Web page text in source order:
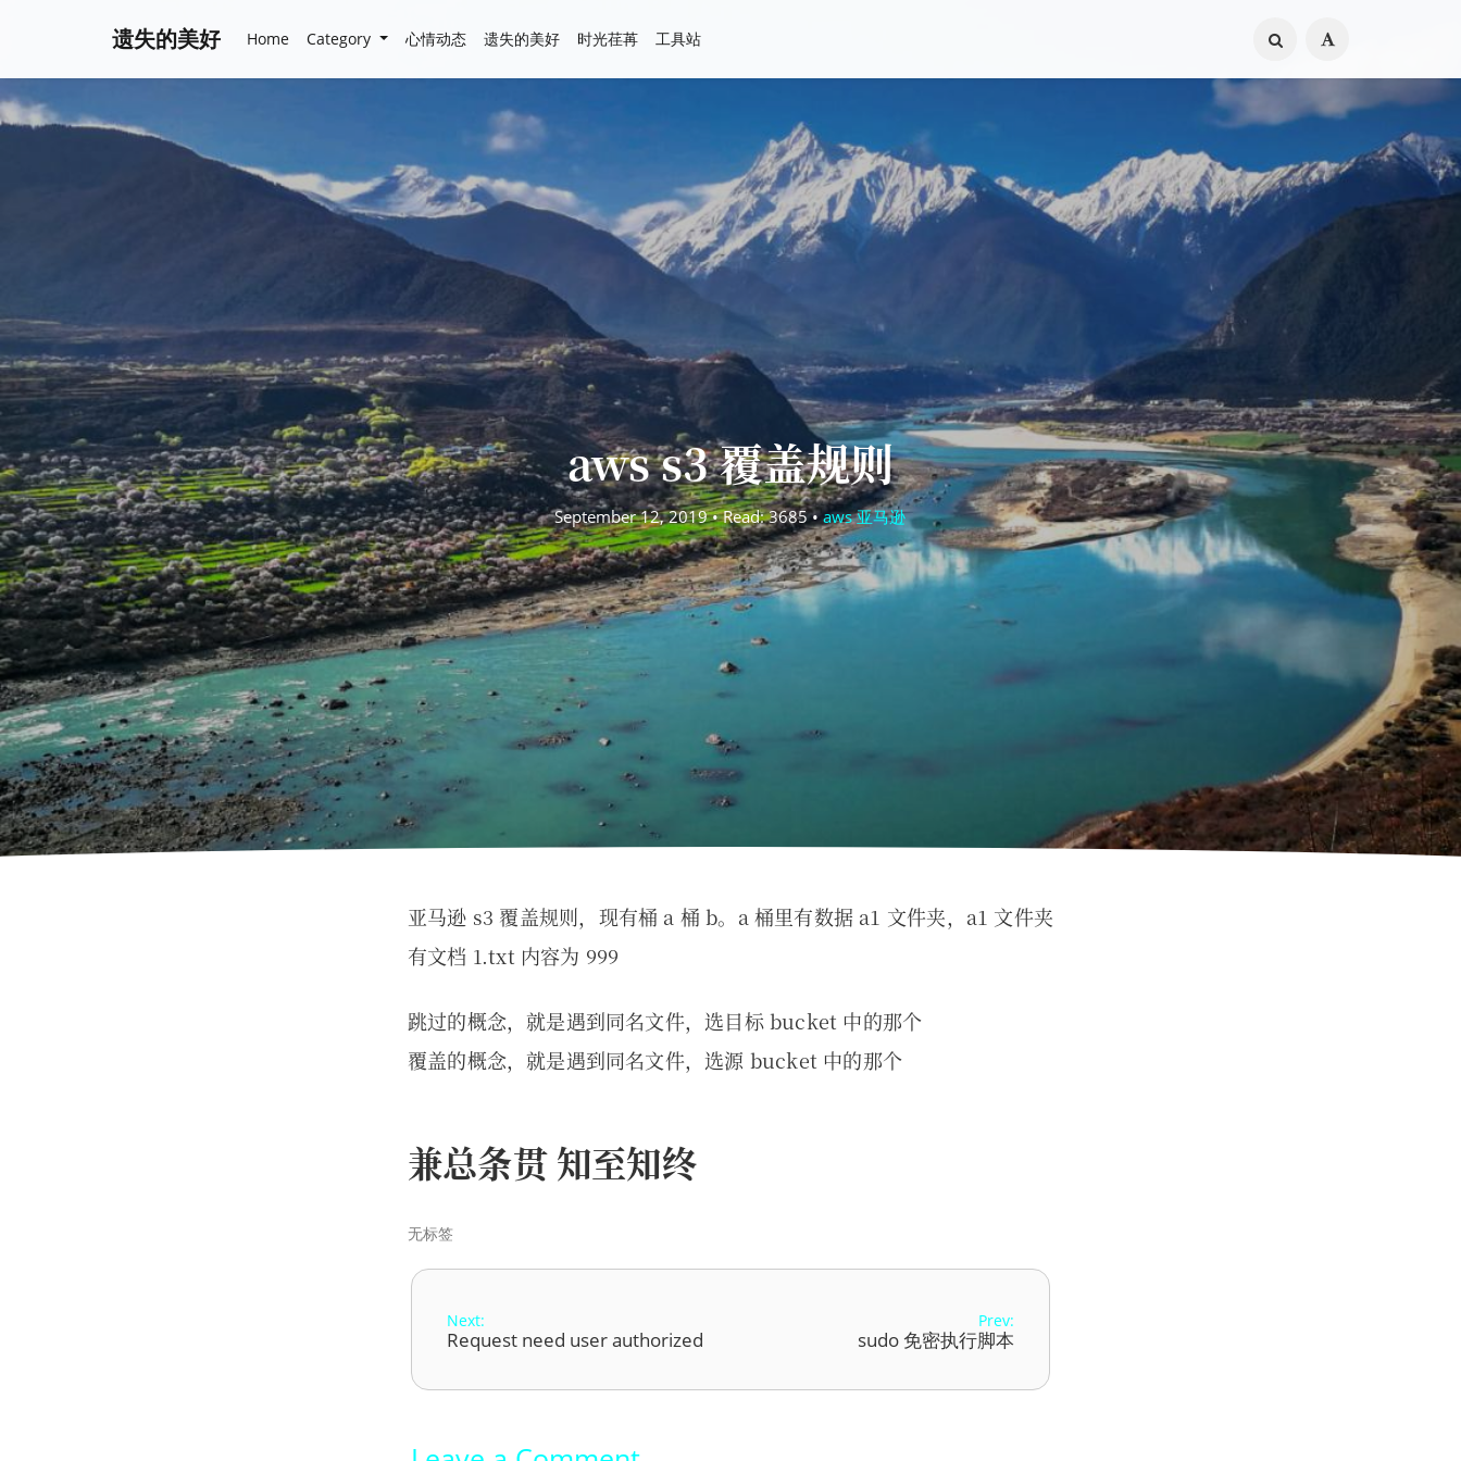
遗失的美好 Home Category 心情动态 遗失的美好 时光荏苒 工具站
aws s3 覆盖规则
September 12, 2019 • Read: 3685 •aws 亚马逊
亚马逊 s3 覆盖规则，现有桶 a 桶 b。a 桶里有数据 a1 文件夹，a1 文件夹
有文档 1.txt 内容为 999
跳过的概念，就是遇到同名文件，选目标 bucket 中的那个
覆盖的概念，就是遇到同名文件，选源 bucket 中的那个
兼总条贯 知至知终
无标签
Next:
Request need user authorized
Prev:
sudo 免密执行脚本